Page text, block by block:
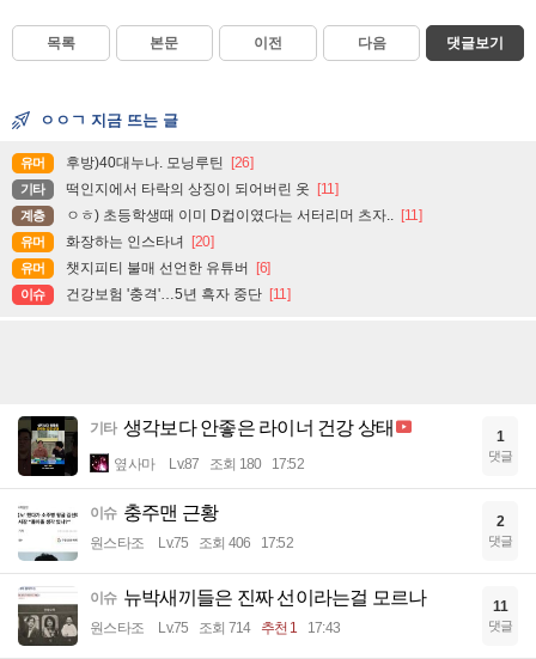
목록 본문 이전 다음 댓글보기
ㅇㅇㄱ 지금 뜨는 글
유머 후방)40대누나. 모닝루틴 [26]
기타 떡인지에서 타락의 상징이 되어버린 옷 [11]
계층 ㅇㅎ) 초등학생때 이미 D컵이였다는 서터리머 츠자.. [11]
유머 화장하는 인스타녀 [20]
유머 챗지피티 불매 선언한 유튜버 [6]
이슈 건강보험 '충격'…5년 흑자 중단 [11]
기타 생각보다 안좋은 라이너 건강 상태
옆사마 Lv.87 조회 180 17:52
1
댓글
이슈 충주맨 근황
원스타조 Lv.75 조회 406 17:52
2
댓글
이슈 뉴박새끼들은 진짜 선이라는걸 모르나
원스타조 Lv.75 조회 714 추천 1 17:43
11
댓글